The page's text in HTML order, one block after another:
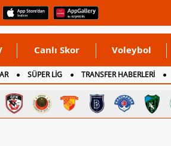
Canlı Skor Voleybol
SÜPER LİG TRANSFER HABERLERİ